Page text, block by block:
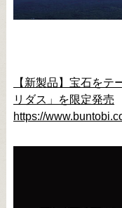
【新製品】宝石をテ
リダス」を限定発売
https://